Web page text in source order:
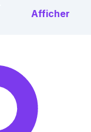
Afficher